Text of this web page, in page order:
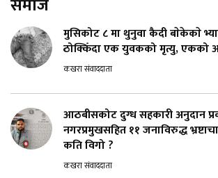
मुसिकोट ८ मा थुनुवा कैदी बाेकेकाे
ठोक्किँदा एक युवकको मृत्यु, एकको
कखरा संवाददाता
आठबीसकोट दुग्ध सहकारी अनुदान
नगरप्रमुखसहित ११ जनाविरुद्ध
कति विगो ?
कखरा संवाददाता